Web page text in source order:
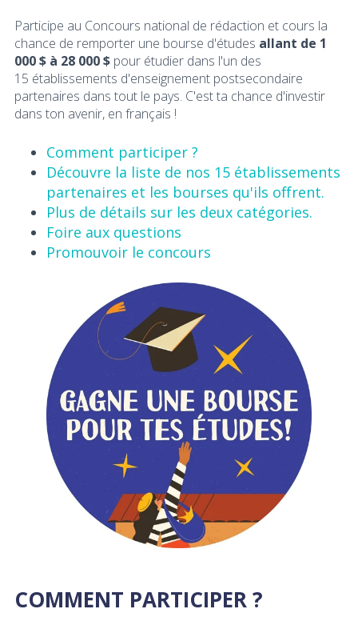
Participe au Concours national de rédaction et cours la
chance de remporter une bourse d'études allant de 1
000 $ à 28 000 $ pour étudier dans l'un des
15 établissements d'enseignement postsecondaire
partenaires dans tout le pays. C'est ta chance d'investir
dans ton avenir, en français !
Comment participer ?
Découvre la liste de nos 15 établissements
partenaires et les bourses qu'ils offrent.
Plus de détails sur les deux catégories.
Foire aux questions
Promouvoir le concours
COMMENT PARTICIPER ?